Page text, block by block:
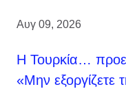
Αυγ 09, 2026
Η Τουρκία…
«Μην εξοργίζετε